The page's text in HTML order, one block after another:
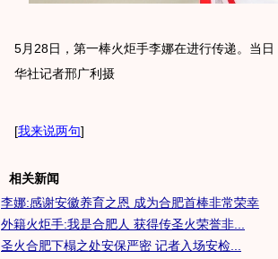
5月28日，第一棒火炬手李娜在进行传递。当
华社记者邢广利摄
[我来说两句]
相关新闻
李娜:感谢安徽养育之恩 成为合肥首棒非常荣幸
外籍火炬手:我是合肥人 获得传圣火荣誉非...
圣火合肥下榻之处安保严密 记者入场安检...